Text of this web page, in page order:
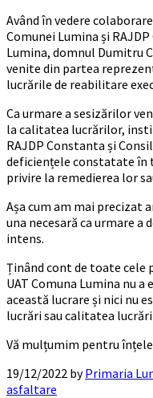
Având în vedere
Comunei Lumina și
Lumina, domnul Dumitru
venite din partea
lucrările de reabilitare
Ca urmare a sesizărilor
la calitatea lucrărilor,
RAJDP Constanta și
deficiențele constatate în
privire la remedierea lor
Așa cum am mai precizat
una necesară ca urmare
intens.
Ținând cont de toate cele
UAT Comuna Lumina nu
această lucrare și nici nu
lucrări sau calitatea
Vă mulțumim pentru
19/12/2022 byPrimaria
asfaltare